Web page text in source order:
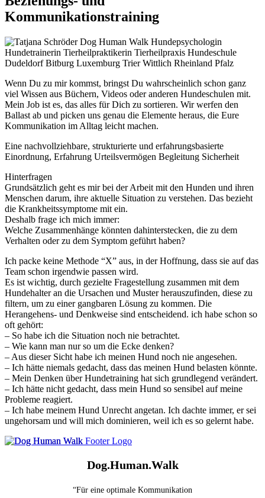
Kommunikationstraining
Wenn Du zu mir kommst, bringst Du wahrscheinlich schon ganz
viel Wissen aus Büchern, Videos oder anderen Hundeschulen mit.
Mein Job ist es, das alles für Dich zu sortieren. Wir werfen den
Ballast ab und picken uns genau die Elemente heraus, die Eure
Kommunikation im Alltag leicht machen.
Eine nachvollziehbare, strukturierte und erfahrungsbasierte
Einordnung, Erfahrung Urteilsvermögen Begleitung Sicherheit
Hinterfragen
Grundsätzlich geht es mir bei der Arbeit mit den Hunden und ihren
Menschen darum, ihre aktuelle Situation zu verstehen. Das bezieht
die Krankheitssymptome mit ein.
Deshalb frage ich mich immer:
Welche Zusammenhänge könnten dahinterstecken, die zu dem
Verhalten oder zu dem Symptom geführt haben?
Ich packe keine Methode “X” aus, in der Hoffnung, dass sie auf das
Team schon irgendwie passen wird.
Es ist wichtig, durch gezielte Fragestellung zusammen mit dem
Hundehalter an die Ursachen und Muster herauszufinden, diese zu
filtern, um zu einer gangbaren Lösung zu kommen. Die
Herangehens- und Denkweise sind entscheidend. ich habe schon so
oft gehört:
– So habe ich die Situation noch nie betrachtet.
– Wie kann man nur so um die Ecke denken?
– Aus dieser Sicht habe ich meinen Hund noch nie angesehen.
– Ich hätte niemals gedacht, dass das meinen Hund belasten könnte.
– Mein Denken über Hundetraining hat sich grundlegend verändert.
– Ich hätte nicht gedacht, dass mein Hund so sensibel auf meine
Probleme reagiert.
– Ich habe meinem Hund Unrecht angetan. Ich dachte immer, er sei
ungehorsam und will mich dominieren, weil ich es so gelernt habe.
Dog.Human.Walk
“Für eine optimale Kommunikation